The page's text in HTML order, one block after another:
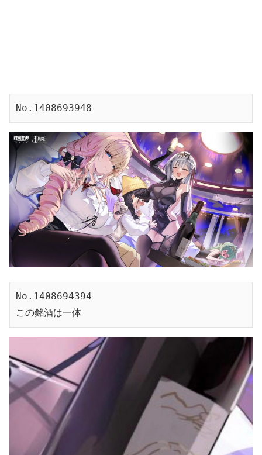
No.1408693948
No.1408694394
この銘酒は一体